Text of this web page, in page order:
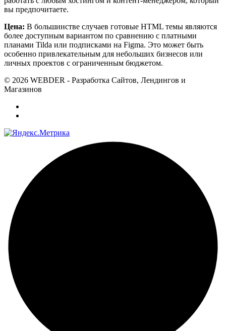
вы предпочитаете.
Цена: В большинстве случаев готовые HTML темы являются
более доступным вариантом по сравнению с платными
планами Tilda или подписками на Figma. Это может быть
особенно привлекательным для небольших бизнесов или
личных проектов с ограниченным бюджетом.
© 2026 WEBDER - Разработка Сайтов, Лендингов и
Магазинов